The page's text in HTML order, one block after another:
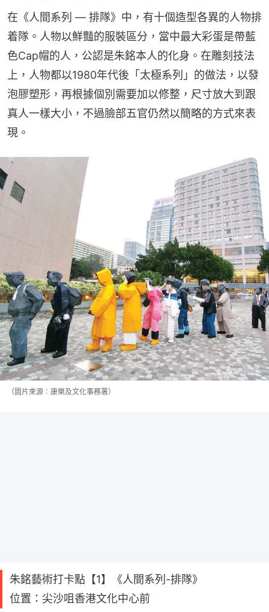
在《人間系列 — 排隊》中，有十個造型各異的人物排
着隊。人物以鮮豔的服裝區分，當中最大彩蛋是帶藍
色Cap帽的人，公認是朱銘本人的化身。在雕刻技法
上，人物都以1980年代後「太極系列」的做法，以發
泡膠塑形，再根據個別需要加以修整，尺寸放大到跟
真人一樣大小，不過臉部五官仍然以簡略的方式來表
現。
（圖片來源︰康樂及文化事務署）
朱銘藝術打卡點【1】《人間系列-排隊》
位置：尖沙咀香港文化中心前